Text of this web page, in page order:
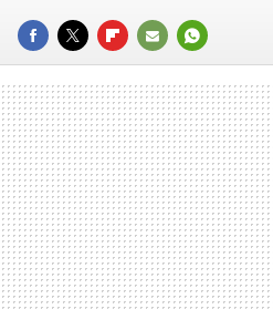
FACEBOOK
TWITTERFLIPBOARD
E-
MAIL
WHATSAPP